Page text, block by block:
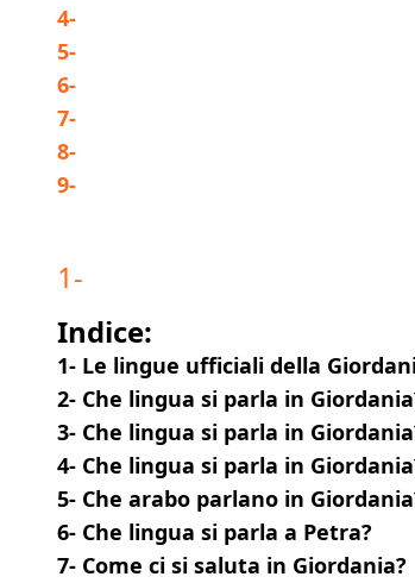
4-
5-
6-
7-
8-
9-
1-
Indice:
1- Le lingue ufficiali della
2- Che lingua si parla in
3- Che lingua si parla in
4- Che lingua si parla in
5- Che arabo parlano in
6- Che lingua si parla a Petra?
7- Come ci si saluta in Giordania?